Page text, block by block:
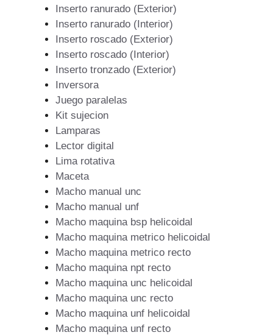
Inserto ranurado (Exterior)
Inserto ranurado (Interior)
Inserto roscado (Exterior)
Inserto roscado (Interior)
Inserto tronzado (Exterior)
Inversora
Juego paralelas
Kit sujecion
Lamparas
Lector digital
Lima rotativa
Maceta
Macho manual unc
Macho manual unf
Macho maquina bsp helicoidal
Macho maquina metrico helicoidal
Macho maquina metrico recto
Macho maquina npt recto
Macho maquina unc helicoidal
Macho maquina unc recto
Macho maquina unf helicoidal
Macho maquina unf recto